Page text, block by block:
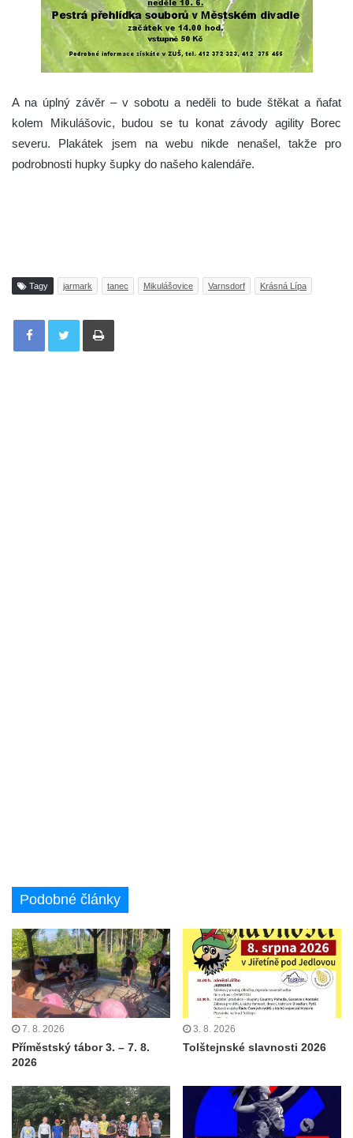
A na úplný závěr – v sobotu a neděli to bude štěkat a ňafat
kolem Mikulášovic, budou se tu konat závody agility Borec
severu. Plakátek jsem na webu nikde nenašel, takže pro
podrobnosti hupky šupky do našeho kalendáře.
Tagy jarmark tanec Mikulášovice Varnsdorf Krásná Lípa
Tisknout
Podobné články
7. 8. 2026
Příměstský tábor 3. – 7. 8.
2026
3. 8. 2026
Tolštejnské slavnosti 2026